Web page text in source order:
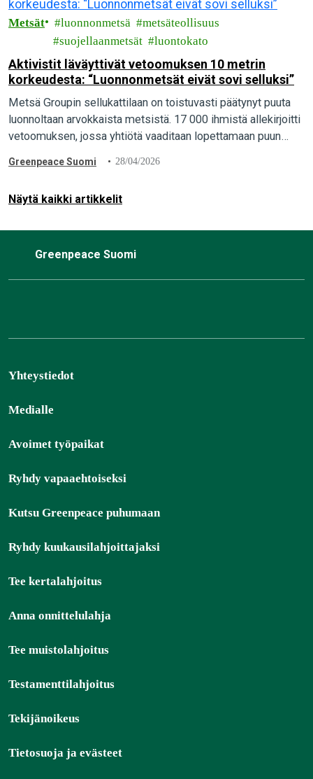
Metsät luonnonmetsä
metsäteollisuus
suojellaanmetsät
luontokato
Aktivistit läväyttivät vetoomuksen 10 metrin
korkeudesta: “Luonnonmetsät eivät sovi selluksi”
Metsä Groupin sellukattilaan on toistuvasti päätynyt puuta
luonnoltaan arvokkaista metsistä. 17 000 ihmistä allekirjoitti
vetoomuksen, jossa yhtiötä vaaditaan lopettamaan puun
toimittivat vetoomuksen yhtiön pääkonttorille Espooseen
Greenpeace Suomi 28/04/2026
Näytä kaikki artikkelit
Greenpeace Suomi
Yhteystiedot
Medialle
Avoimet työpaikat
Ryhdy vapaaehtoiseksi
Kutsu Greenpeace puhumaan
Ryhdy kuukausilahjoittajaksi
Tee kertalahjoitus
Anna onnittelulahja
Tee muistolahjoitus
Testamenttilahjoitus
Tekijänoikeus
Tietosuoja ja evästeet